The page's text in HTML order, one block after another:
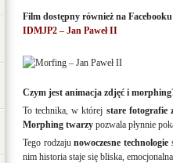
Film dostępny również na
IDMJP2 – Jan Paweł II
Czym jest animacja zdjęć i
To technika, w której stare fotografie
Morphing twarzy pozwala płynnie
Tego rodzajunowoczesne technologie
nim historia staje się bliska,